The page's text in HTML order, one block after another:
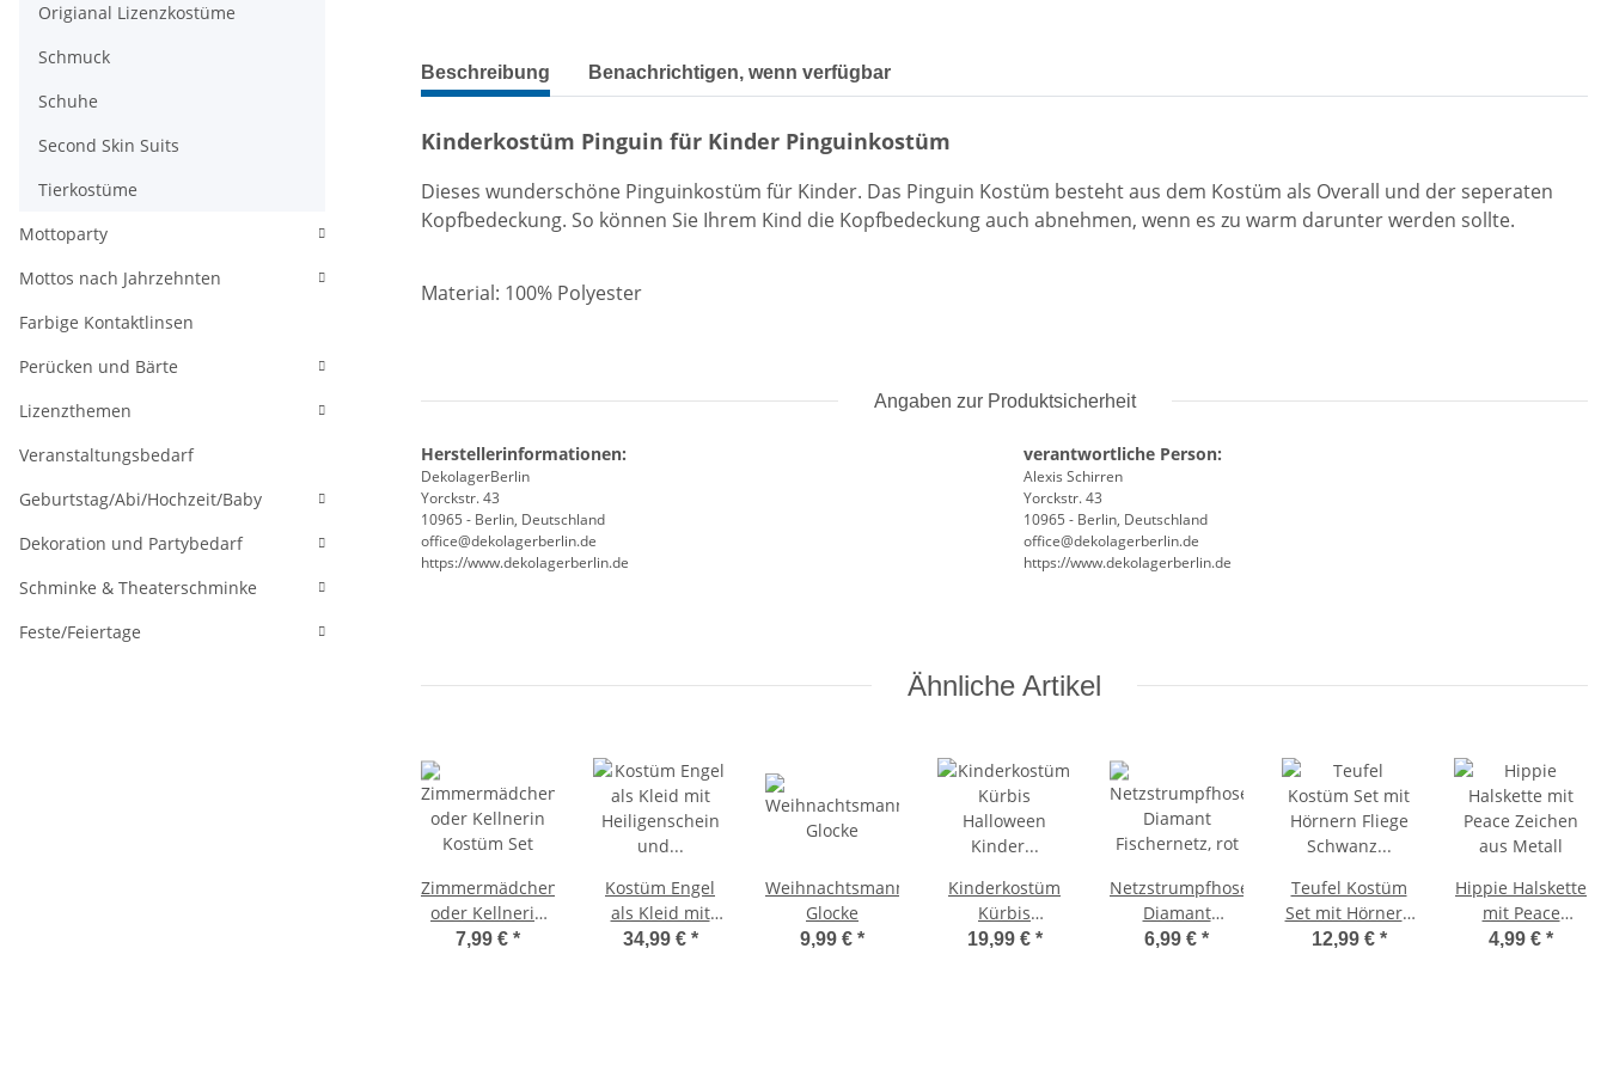
weitere Registerkarten anzeigen
Beschreibung Benachrichtigen, wenn verfügbar
Kinderkostüm Pinguin für Kinder Pinguinkostüm
Dieses wunderschöne Pinguinkostüm für Kinder. Das Pinguin Kostüm besteht aus dem Kostüm als Overall und der seperaten
Kopfbedeckung. So können Sie Ihrem Kind die Kopfbedeckung auch abnehmen, wenn es zu warm darunter werden sollte.
Material: 100% Polyester
Angaben zur Produktsicherheit
Herstellerinformationen:
DekolagerBerlin
Yorckstr. 43
10965 - Berlin, Deutschland
office@dekolagerberlin.de
https://www.dekolagerberlin.de
verantwortliche Person:
Alexis Schirren
Yorckstr. 43
10965 - Berlin, Deutschland
office@dekolagerberlin.de
https://www.dekolagerberlin.de
Ähnliche Artikel
Zimmermädchen
oder Kellnerin
Kostüm Set
7,99 € *
Kostüm Engel
als Kleid mit
Heiligenschein
34,99 € *
Weihnachtsmann
Glocke
9,99 € *
Kinderkostüm
Kürbis
Halloween
19,99 € *
Netzstrumpfhose
Diamant
Fischernetz, rot
6,99 € *
Teufel Kostüm
Set mit Hörnern
Fliege Schwanz
12,99 € *
Hippie Halskette
mit Peace
Zeichen aus
4,99 € *
Origianal Lizenzkostüme
Schmuck
Schuhe
Second Skin Suits
Tierkostüme
Mottoparty
Mottos nach Jahrzehnten
Farbige Kontaktlinsen
Perücken und Bärte
Lizenzthemen
Veranstaltungsbedarf
Geburtstag/Abi/Hochzeit/Baby
Dekoration und Partybedarf
Schminke & Theaterschminke
Feste/Feiertage